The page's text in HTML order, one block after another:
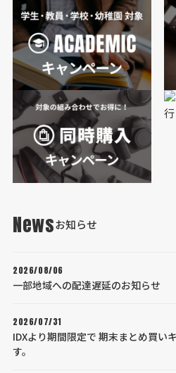
Newsお知らせ
2026/08/06
一部地域への配達遅延のお知らせ
2026/07/31
IDXより期間限定で 期末まとめ買い
す。